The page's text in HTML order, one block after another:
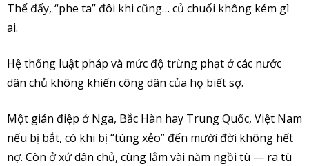
Thế đấy, “phe ta” đôi khi cũng… củ chuối không kém gì
ai.
Hệ thống luật pháp và mức độ trừng phạt ở các nước
dân chủ không khiến công dân của họ biết sợ.
Một gián điệp ở Nga, Bắc Hàn hay Trung Quốc, Việt Nam
nếu bị bắt, có khi bị “tùng xẻo” đến mười đời không hết
nợ. Còn ở xứ dân chủ, cùng lắm vài năm ngồi tù — ra tù